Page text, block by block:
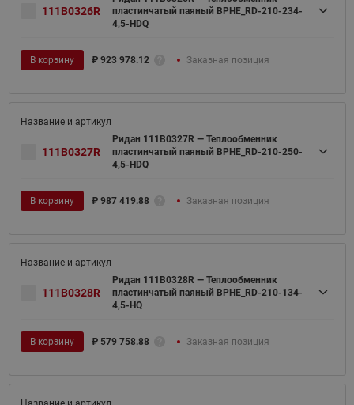
111B0326R
пластинчатый паяный BPHE_RD-210-234-
4,5-HDQ
В корзину ₽ 923 978.12 Заказная позиция
111B0327R
Ридан 111B0327R — Теплообменник
пластинчатый паяный BPHE_RD-210-250-
4,5-HDQ
В корзину ₽ 987 419.88 Заказная позиция
111B0328R
Ридан 111B0328R — Теплообменник
пластинчатый паяный BPHE_RD-210-134-
4,5-HQ
В корзину ₽ 579 758.88 Заказная позиция